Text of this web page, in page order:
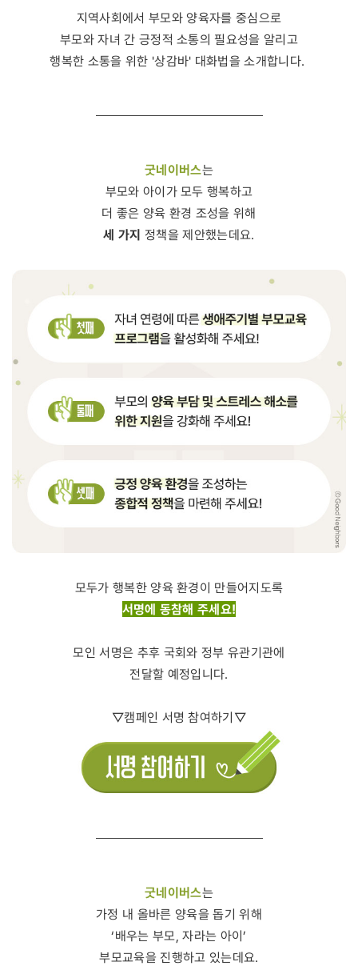
지역사회에서 부모와 양육자를 중심으로
부모와 자녀 간 긍정적 소통의 필요성을 알리고
행복한 소통을 위한 '상감바' 대화법을 소개합니다.
굿네이버스는
부모와 아이가 모두 행복하고
더 좋은 양육 환경 조성을 위해
세 가지 정책을 제안했는데요.
모두가 행복한 양육 환경이 만들어지도록
서명에 동참해 주세요!
모인 서명은 추후 국회와 정부 유관기관에
전달할 예정입니다.
▽캠페인 서명 참여하기▽
굿네이버스는
가정 내 올바른 양육을 돕기 위해
‘배우는 부모, 자라는 아이’
부모교육을 진행하고 있는데요.